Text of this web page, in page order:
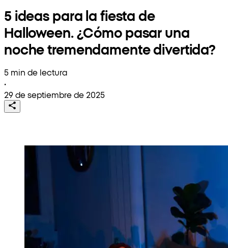
5 ideas para la fiesta de
Halloween. ¿Cómo pasar una
noche tremendamente divertida?
5 min de lectura
•
29 de septiembre de 2025